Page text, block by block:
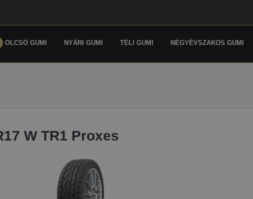
OLCSÓ GUMI NYÁRI GUMI TÉLI GUMI NÉGYÉVSZAKOS GUMI
W TR1 Proxes